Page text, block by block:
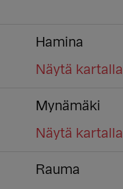
Hamina
Näytä kartalla
Mynämäki
Näytä kartalla
Rauma